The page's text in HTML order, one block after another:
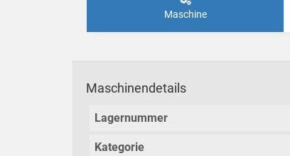
Maschine
Maschinendetails
Lagernummer
Kategorie